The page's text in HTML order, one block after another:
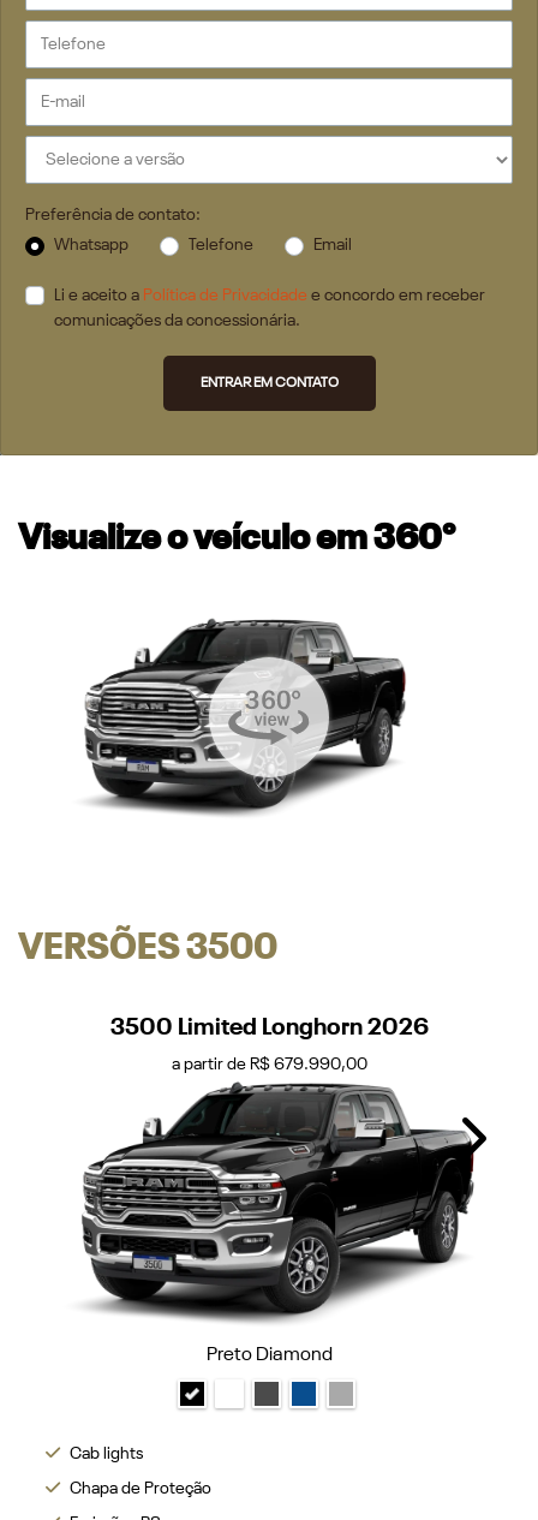
Preferência de contato:
Whatsapp
Telefone Email
Li e aceito a Política de Privacidade e concordo em receber
comunicações da concessionária.
ENTRAR EM CONTATO
Visualize o veículo em 360°
VERSÕES 3500
3500 Limited Longhorn 2026
a partir de R$ 679.990,00
Preto Diamond
Cab lights
Chapa de Proteção
Next